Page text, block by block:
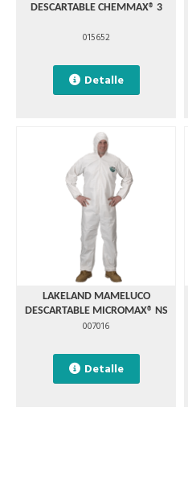
DESCARTABLE CHEMMAX® 3
015652
Detalle
LAKELAND MAMELUCO
DESCARTABLE MICROMAX® NS
007016
Detalle